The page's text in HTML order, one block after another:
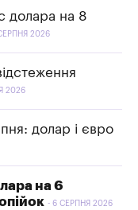
долара на 8
2026
2026
долар і євро
на 6
6 СЕРПНЯ 2026